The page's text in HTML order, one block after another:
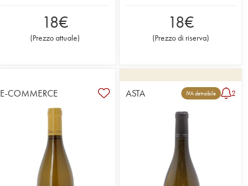
18€
(Prezzo attuale)
18€
(Prezzo di riserva)
E-COMMERCE ASTA IVA detraibile 2